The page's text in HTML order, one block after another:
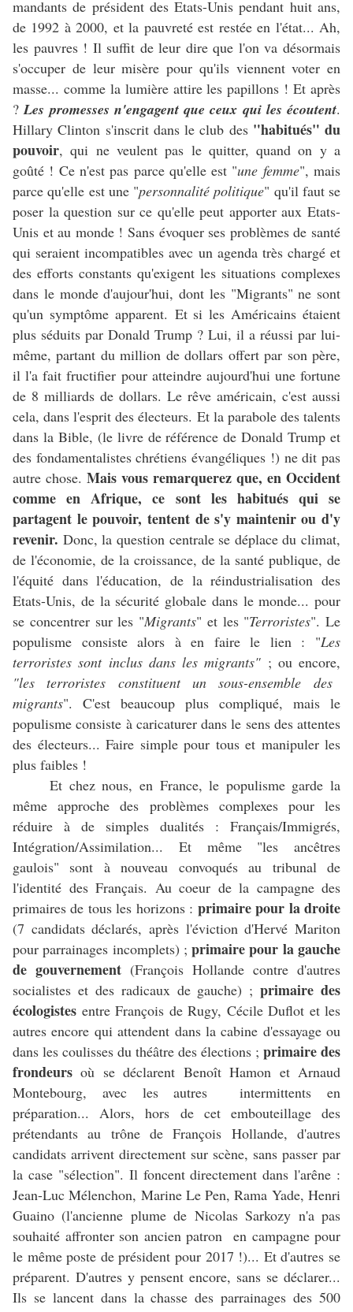
mandants de président des Etats-Unis pendant huit ans,
de 1992 à 2000, et la pauvreté est restée en l'état... Ah,
les pauvres ! Il suffit de leur dire que l'on va désormais
s'occuper de leur misère pour qu'ils viennent voter en
masse... comme la lumière attire les papillons ! Et après
?Les promesses n'engagent que ceux qui les écoutent.
Hillary Clinton s'inscrit dans le club des "habitués" du
pouvoir, qui ne veulent pas le quitter, quand on y a
goûté ! Ce n'est pas parce qu'elle est "une femme", mais
parce qu'elle est une "personnalité politique" qu'il faut se
poser la question sur ce qu'elle peut apporter aux Etats-
Unis et au monde ! Sans évoquer ses problèmes de santé
qui seraient incompatibles avec un agenda très chargé et
des efforts constants qu'exigent les situations complexes
dans le monde d'aujour'hui, dont les "Migrants" ne sont
qu'un symptôme apparent. Et si les Américains étaient
plus séduits par Donald Trump ? Lui, il a réussi par lui-
même, partant du million de dollars offert par son père,
il l'a fait fructifier pour atteindre aujourd'hui une fortune
de 8 milliards de dollars. Le rêve américain, c'est aussi
cela, dans l'esprit des électeurs. Et la parabole des talents
dans la Bible, (le livre de référence de Donald Trump et
des fondamentalistes chrétiens évangéliques !) ne dit pas
autre chose. Mais vous remarquerez que, en Occident
comme en Afrique, ce sont les habitués qui se
partagent le pouvoir, tentent de s'y maintenir ou d'y
revenir. Donc, la question centrale se déplace du climat,
de l'économie, de la croissance, de la santé publique, de
l'équité dans l'éducation, de la réindustrialisation des
Etats-Unis, de la sécurité globale dans le monde... pour
se concentrer sur les "Migrants" et les "Terroristes". Le
populisme consiste alors à en faire le lien : "Les
terroristes sont inclus dans les migrants" ; ou encore,
"les terroristes constituent un sous-ensemble des
migrants". C'est beaucoup plus compliqué, mais le
populisme consiste à caricaturer dans le sens des attentes
des électeurs... Faire simple pour tous et manipuler les
plus faibles !
Et chez nous, en France, le populisme garde la
même approche des problèmes complexes pour les
réduire à de simples dualités : Français/Immigrés,
Intégration/Assimilation... Et même "les ancêtres
gaulois" sont à nouveau convoqués au tribunal de
l'identité des Français. Au coeur de la campagne des
primaires de tous les horizons : primaire pour la droite
(7 candidats déclarés, après l'éviction d'Hervé Mariton
pour parrainages incomplets) ;primaire pour la gauche
de gouvernement (François Hollande contre d'autres
socialistes et des radicaux de gauche) ;primaire des
écologistes entre François de Rugy, Cécile Duflot et les
autres encore qui attendent dans la cabine d'essayage ou
dans les coulisses du théâtre des élections ; primaire des
frondeurs où se déclarent Benoît Hamon et Arnaud
Montebourg, avec les autres intermittents en
préparation... Alors, hors de cet embouteillage des
prétendants au trône de François Hollande, d'autres
candidats arrivent directement sur scène, sans passer par
la case "sélection". Il foncent directement dans l'arêne :
Jean-Luc Mélenchon, Marine Le Pen, Rama Yade, Henri
Guaino (l'ancienne plume de Nicolas Sarkozy n'a pas
souhaité affronter son ancien patron en campagne pour
le même poste de président pour 2017 !)... Et d'autres se
préparent. D'autres y pensent encore, sans se déclarer...
Ils se lancent dans la chasse des parrainages des 500